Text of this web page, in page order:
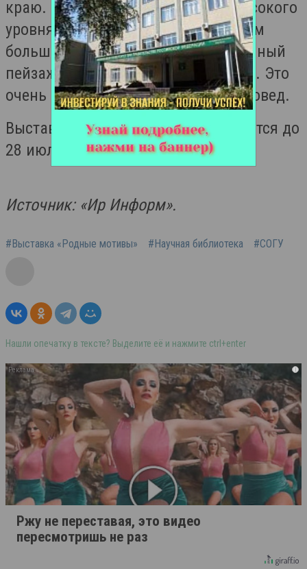
краю. «Каждый из них, помимо высокого
уровня исполнения, наполнен таким
большим чувством, что даже скромный
пейзаж вызывает ответные эмоции. Это
очень ценно», — отмечает искусствовед.
Выставка «Родные мотивы» продлится до
28 июля. Вход свободный.
Источник: «Ир Информ».
#Выставка «Родные мотивы» #Научная библиотека #СОГУ
Нашли опечатку в тексте? Выделите её и нажмите ctrl+enter
i
Ржу не переставая, это видео
пересмотришь не раз